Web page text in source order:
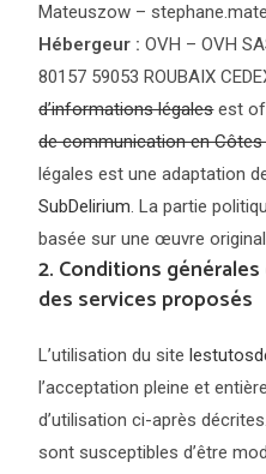
Mateuszow –
Hébergeur : OVH – OVH
80157 59053 ROUBAIX
d’informations légalesest
de communication en Côtes
légales est une adaptation
SubDelirium. La partie
basée sur une œuvre
2. Conditions
des services proposés
L’utilisation du site
l’acceptation pleine et
d’utilisation ci-après
sont susceptibles d’être